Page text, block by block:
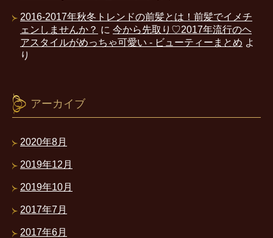
2016-2017年秋冬トレンドの前髪とは！前髪でイメチ
ェンしませんか？ に 今から先取り♡2017年流行のヘ
アスタイルがめっちゃ可愛い - ビューティーまとめ よ
り
アーカイブ
2020年8月
2019年12月
2019年10月
2017年7月
2017年6月